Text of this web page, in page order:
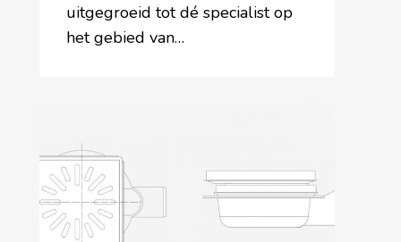
uitgegroeid tot dé specialist op
het gebied van…
intekenen
met
BouwConnect
Online